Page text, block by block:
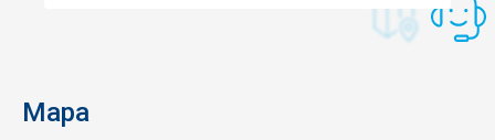
Mapa